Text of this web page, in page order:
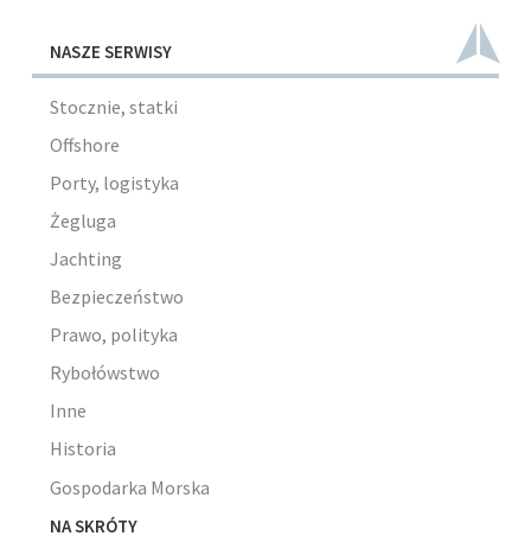
NASZE SERWISY
Stocznie, statki
Offshore
Porty, logistyka
Żegluga
Jachting
Bezpieczeństwo
Prawo, polityka
Rybołówstwo
Inne
Historia
Gospodarka Morska
NA SKRÓTY